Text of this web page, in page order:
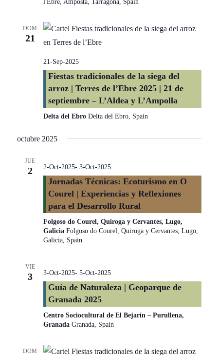
l'Ebre, Amposta, Tarragona, Spain
DOM
21
21-Sep-2025
Fiestas tradicionales de la siega del
arroz | Terres de l’Ebre 2025 | 21 de
septiembre – L’Aldea y L’Ampolla
Delta del Ebro Delta del Ebro, Spain
octubre 2025
JUE
2 2-Oct-2025- 3-Oct-2025
Jornadas Técnicas: Ecoturismo en O
Courel | Experiencias y Reflexiones
para el Desarrollo Rural
Folgoso do Courel, Quiroga y Cervantes, Lugo,
Galicia Folgoso do Courel, Quiroga y Cervantes, Lugo,
Galicia, Spain
VIE
3 3-Oct-2025- 5-Oct-2025
Guía de Naturaleza | Geoparque de
Granada 2025
Centro Sociocultural de El Bejarín – Purullena,
Granada Granada, Spain
DOM